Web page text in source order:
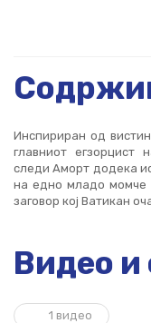
Инспириран од
главниот егзорцист
следи Аморт додека
на едно младо момче
заговор кој Ватикан
Видео
1 видео